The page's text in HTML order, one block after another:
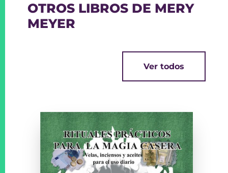
OTROS LIBROS DE MERY
MEYER
Ver todos